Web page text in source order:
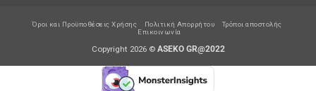
Όροι και Προϋποθέσεις Χρήσης Πολιτική Απορρήτου
Τρόποι αποστολής
Επικοινωνία
Copyright 2026 © ASEKO GR@2022